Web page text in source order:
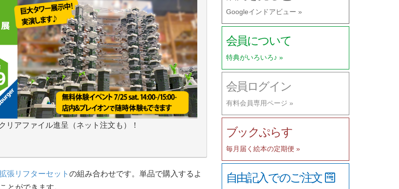
リアファイル進呈（ネット注文も）！
張リフターセット の組み合わせです。単品で購入するよ
Googleインドアビュー »
会員について
特典がいろいろ♪ »
会員ログイン
有料会員専用ページ »
ブックぷらす
毎月届く絵本の定期便 »
自由記入でのご注文